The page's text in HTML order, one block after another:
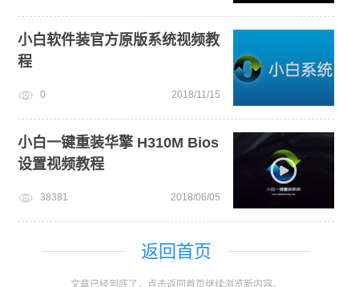
小白软件装官方原版系统视频教
程
0 2018/11/15
小白一键重装华擎 H310M Bios
设置视频教程
38381 2018/06/05
返回首页